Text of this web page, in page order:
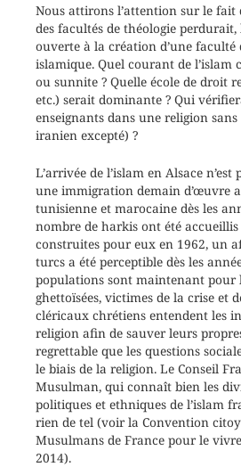
Nous attirons l’attention sur le fait
des facultés de théologie
ouverte à la création d’une faculté
islamique. Quel courant de l’islam
ou sunnite ? Quelle école de droit
etc.) serait dominante ? Qui
enseignants dans une religion
iranien excepté) ?
L’arrivée de l’islam en Alsace
une immigration demain d’œuvre
tunisienne et marocaine dès les
nombre de harkis ont été accueillis
construites pour eux en 1962, un
turcs a été perceptible dès les
populations sont maintenant pour
ghettoïsées, victimes de la crise et
cléricaux chrétiens entendent les
religion afin de sauver leurs
regrettable que les questions
le biais de la religion. Le Conseil
Musulman, qui connaît bien les
politiques et ethniques de l’islam
rien de tel (voir la Convention
Musulmans de France pour le
2014).